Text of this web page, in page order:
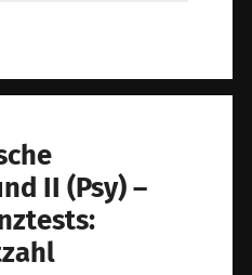
II (Psy) –